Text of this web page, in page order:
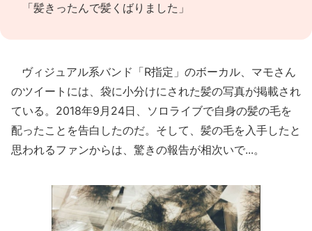
「髪きったんで髪くばりました」
ヴィジュアル系バンド「R指定」のボーカル、マモさん
のツイートには、袋に小分けにされた髪の写真が掲載され
ている。2018年9月24日、ソロライブで自身の髪の毛を
配ったことを告白したのだ。そして、髪の毛を入手したと
思われるファンからは、驚きの報告が相次いで...。